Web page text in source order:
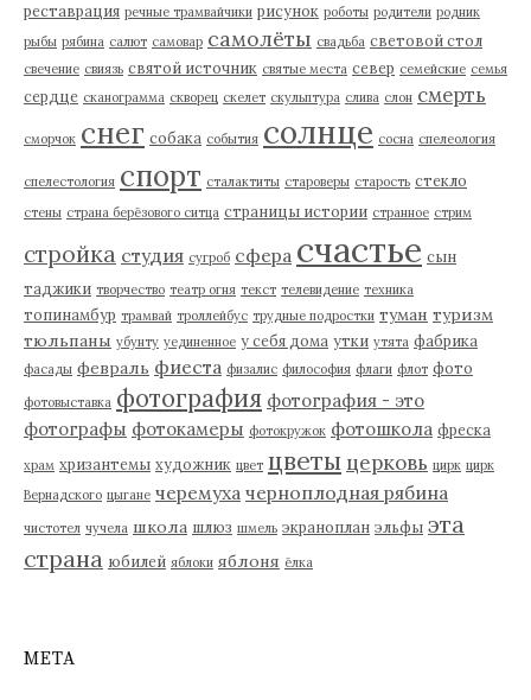
реставрация речные трамвайчики рисунок роботы родители родник
рыбы рябина салют самовар самолёты свадьба световой стол
свечение свиязь святой источник святые места север семейские семья
сердце сканограмма скворец скелет скульптура слива слон смерть
сморчок снег собака события солнце сосна спелеология
спелестология спорт сталактиты староверы старость стекло
стены страна берёзового ситца страницы истории странное стрим
стройка студия сугроб сфера счастье сын
таджики творчество театр огня текст телевидение техника
топинамбур трамвай троллейбус трудные подростки туман туризм
тюльпаны убунту уединенное у себя дома утки утята фабрика
фасады февраль фиеста физалис философия флаги флот фото
фотовыставка фотография фотография - это
фотографы фотокамеры фотокружок фотошкола фреска
храм хризантемы художник цвет цветы церковь цирк цирк
Вернадского цыгане черемуха черноплодная рябина
чистотел чучела школа шлюз шмель экраноплан эльфы эта
страна юбилей яблоки яблоня ёлка
МЕТА